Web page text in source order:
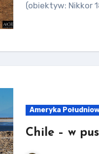
(obiektyw: Nikkor
Ameryka
Chile – w